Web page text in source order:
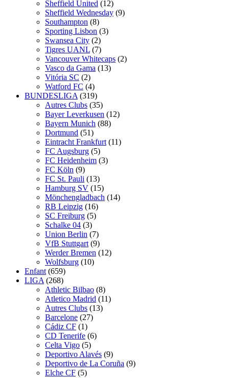
Sheffield United (12)
Sheffield Wednesday (9)
Southampton (8)
Sporting Lisbon (3)
Swansea City (2)
Tigres UANL (7)
Vancouver Whitecaps (2)
Vasco da Gama (13)
Vitória SC (2)
Watford FC (4)
BUNDESLIGA (319)
Autres Clubs (35)
Bayer Leverkusen (12)
Bayern Munich (88)
Dortmund (51)
Eintracht Frankfurt (11)
FC Augsburg (5)
FC Heidenheim (3)
FC Köln (9)
FC St. Pauli (13)
Hamburg SV (15)
Mönchengladbach (14)
RB Leipzig (16)
SC Freiburg (5)
Schalke 04 (3)
Union Berlin (7)
VfB Stuttgart (9)
Werder Bremen (12)
Wolfsburg (10)
Enfant (659)
LIGA (268)
Athletic Bilbao (8)
Atletico Madrid (11)
Autres Clubs (13)
Barcelone (27)
Cádiz CF (1)
CD Tenerife (6)
Celta Vigo (5)
Deportivo Alavés (9)
Deportivo de La Coruña (9)
Elche CF (5)